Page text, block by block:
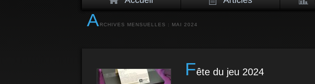
A RCHIVES MENSUELLES : MAI 2024
Fête du jeu 2024